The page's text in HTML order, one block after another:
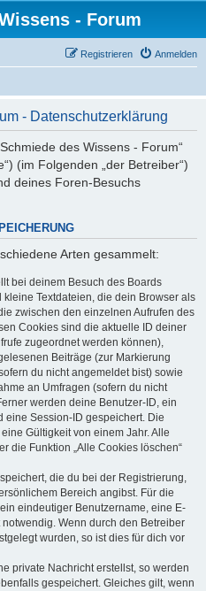
- Forum
Anmelden
Registrieren
- Datenschutzerklärung
des Wissens - Forum“
(im Folgenden „der Betreiber“)
deines Foren-Besuchs
Arten gesammelt:
bei deinem Besuch des Boards
Textdateien, die dein Browser als
zwischen den einzelnen Aufrufen des
Cookies sind die aktuelle ID deiner
zugeordnet werden können),
Beiträge (zur Markierung
du nicht angemeldet bist) sowie
an Umfragen (sofern du nicht
werden deine Benutzer-ID, ein
eine Session-ID gespeichert. Die
Gültigkeit von einem Jahr. Alle
die Funktion „Alle Cookies löschen“
die du bei der Registrierung,
Bereich angibst. Für die
eindeutiger Benutzername, eine E-
Wenn durch den Betreiber
wurden, so ist dies für dich vor
private Nachricht erstellst, so werden
gespeichert. Gleiches gilt, wenn